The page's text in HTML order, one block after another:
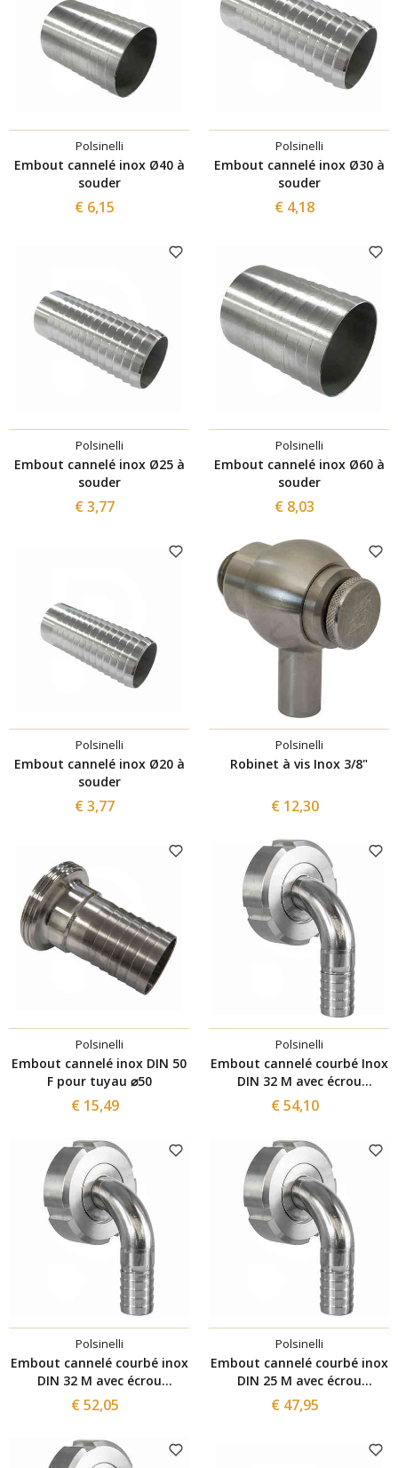
Polsinelli
Embout cannelé inox Ø40 à
souder
€ 6,15
Polsinelli
Embout cannelé inox Ø30 à
souder
€ 4,18
Polsinelli
Embout cannelé inox Ø25 à
souder
€ 3,77
Polsinelli
Embout cannelé inox Ø60 à
souder
€ 8,03
Polsinelli
Embout cannelé inox Ø20 à
souder
€ 3,77
Polsinelli
Robinet à vis Inox 3/8"
€ 12,30
Polsinelli
Embout cannelé inox DIN 50
F pour tuyau ⌀50
€ 15,49
Polsinelli
Embout cannelé courbé Inox
DIN 32 M avec écrou
pivotant pour tuyau ⌀30
€ 54,10
Polsinelli
Embout cannelé courbé inox
DIN 32 M avec écrou
pivotant pour tuyau ⌀ 20
€ 52,05
Polsinelli
Embout cannelé courbé inox
DIN 25 M avec écrou
pivotant pour tuyau ⌀30
€ 47,95